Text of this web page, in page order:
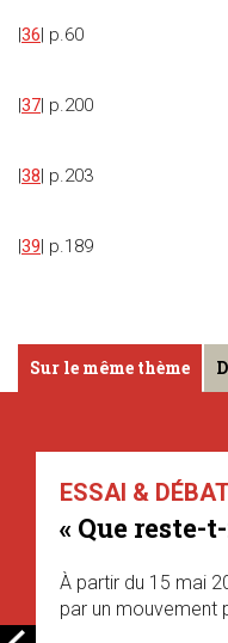
|36| p.60
|37| p.200
|38| p.203
|39| p.189
Sur le même thème
ESSAI &
« Que reste-
À partir du 15 mai
par un mouvement